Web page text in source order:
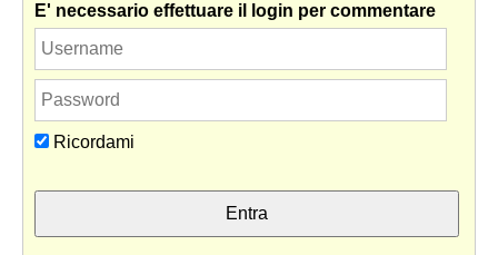
E' necessario effettuare il login per commentare
Ricordami